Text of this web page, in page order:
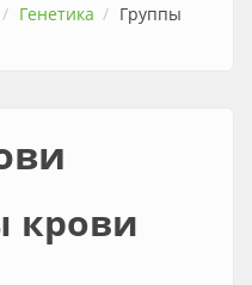
Генетика
Группы
крови